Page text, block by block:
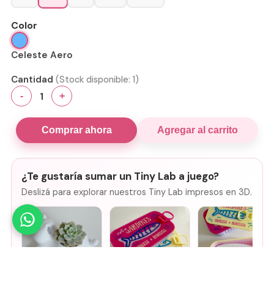
Color
Celeste Aero
Cantidad (Stock disponible: 1)
- 1 +
Comprar ahora Agregar al carrito
¿Te gustaría sumar un Tiny Lab a juego?
Deslizá para explorar nuestros Tiny Lab impresos en 3D.